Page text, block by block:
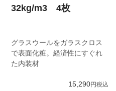
グラスウールをガラスクロス
で表面化粧。経済性にすぐれ
た内装材
32kg/m3 4枚
15,290 税込